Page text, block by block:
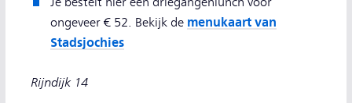
ongeveer € 52. Bekijk de menukaart van
Stadsjochies
Rijndijk 14